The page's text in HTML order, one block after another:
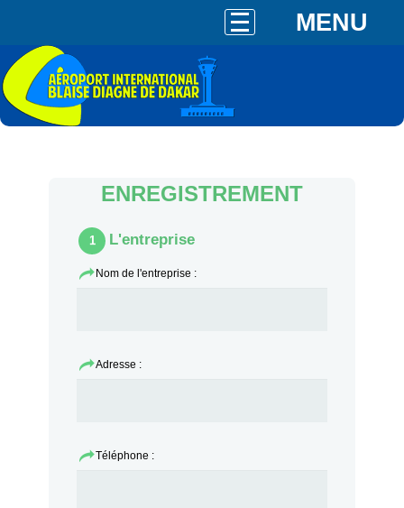
MENU
ENREGISTREMENT
1 L'entreprise
Nom de l'entreprise :
Adresse :
Téléphone :